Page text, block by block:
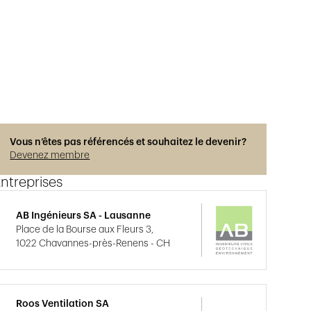
Vous n’êtes pas référencés et souhaitez le devenir?
Devenez membre
AB Ingénieurs SA - Lausanne
Place de la Bourse aux Fleurs 3,
1022 Chavannes-près-Renens - CH
Roos Ventilation SA